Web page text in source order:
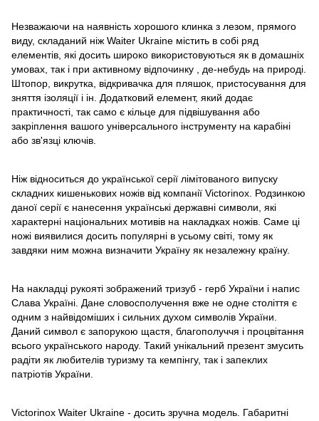
Незважаючи на наявність хорошого клинка з лезом, прямого
виду, складаний ніж Waiter Ukraine містить в собі ряд
елементів, які досить широко використовуються як в домашніх
умовах, так і при активному відпочинку , де-небудь на природі.
Штопор, викрутка, відкривачка для пляшок, пристосування для
зняття ізоляції і ін. Додатковий елемент, який додає
практичності, так само є кільце для підвішування або
закріплення вашого універсального інструменту на карабіні
або зв'язці ключів.
Ніж відноситься до української серії лімітованого випуску
складних кишенькових ножів від компанії Victorinox. Родзинкою
даної серії є нанесення українські державні символи, які
характерні національних мотивів на накладках ножів. Саме ці
ножі виявилися досить популярні в усьому світі, тому як
завдяки ним можна визначити Україну як незалежну країну.
На накладці рукояті зображений тризуб - герб України і напис
Слава Україні. Дане словосполучення вже не одне століття є
одним з найвідоміших і сильних духом символів України.
Даний символ є запорукою щастя, благополуччя і процвітання
всього українського народу. Такий унікальний презент змусить
радіти як любителів туризму та кемпінгу, так і запеклих
патріотів України.
Victorinox Waiter Ukraine - досить зручна модель. Габаритні